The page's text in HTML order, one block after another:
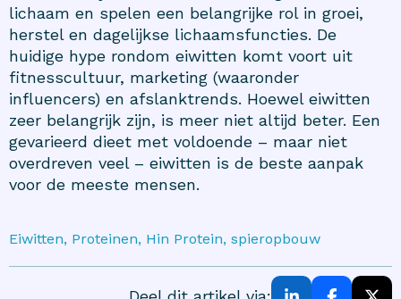
lichaam en spelen een belangrijke rol in groei,
herstel en dagelijkse lichaamsfuncties. De
huidige hype rondom eiwitten komt voort uit
fitnesscultuur, marketing (waaronder
influencers) en afslanktrends. Hoewel eiwitten
zeer belangrijk zijn, is meer niet altijd beter. Een
gevarieerd dieet met voldoende – maar niet
overdreven veel – eiwitten is de beste aanpak
voor de meeste mensen.
Eiwitten, Proteinen, Hin Protein, spieropbouw